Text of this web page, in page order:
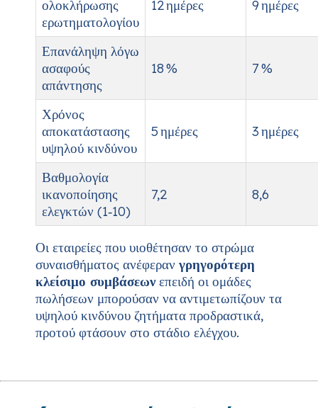
ολοκλήρωσης
ερωτηματολογίου
12 ημέρες 9 ημέρες
Επανάληψη λόγω
ασαφούς
απάντησης
18 % 7 %
Χρόνος
αποκατάστασης
υψηλού κινδύνου
5 ημέρες 3 ημέρες
Βαθμολογία
ικανοποίησης
ελεγκτών (1‑10)
7,2 8,6
Οι εταιρείες που υιοθέτησαν το στρώμα
συναισθήματος ανέφεραν γρηγορότερη
κλείσιμο συμβάσεωνεπειδή οι ομάδες
πωλήσεων μπορούσαν να αντιμετωπίζουν τα
υψηλού κινδύνου ζητήματα προδραστικά,
προτού φτάσουν στο στάδιο ελέγχου.